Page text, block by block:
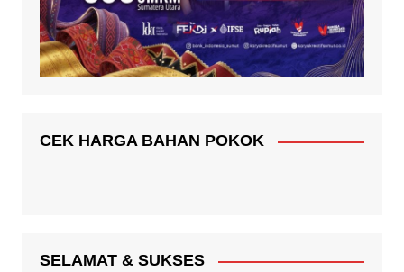
CEK HARGA BAHAN POKOK
SELAMAT & SUKSES